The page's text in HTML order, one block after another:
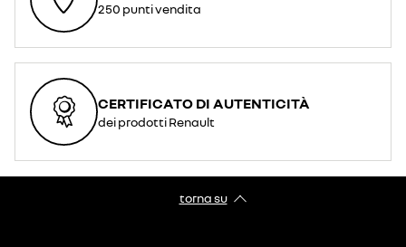
250 punti vendita
CERTIFICATO DI AUTENTICITÀ
dei prodotti Renault
torna su